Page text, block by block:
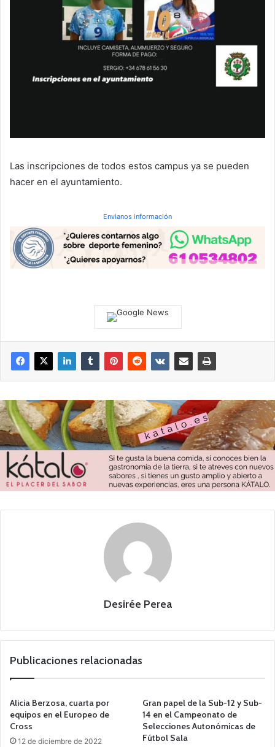
Las inscripciones de todos estos campus ya se pueden
hacer en el ayuntamiento.
Envianos información
Desirée Perea
Publicaciones relacionadas
Alicia Berzosa, cuarta por
equipos en el Europeo de
Cross
12 de diciembre de 2022
Gran papel de la Sub-12 y Sub-
14 en el Campeonato de
Selecciones Autonómicas de
Fútbol Sala